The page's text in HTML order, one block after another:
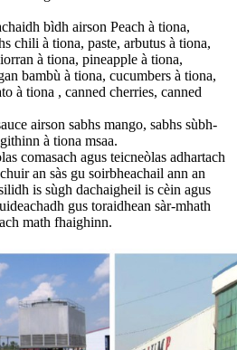
bìdh airson Peach à tiona,
chili à tiona, paste, arbutus à tiona,
à tiona, pineapple à tiona,
bambù à tiona, cucumbers à tiona,
à tiona , canned cherries, canned
airson sabhs mango, sabhs sùbh-
à tiona msaa.
comasach agus teicneòlas adhartach
an sàs gu soirbheachail ann an
is sùgh dachaigheil is cèin agus
gus toraidhean sàr-mhath
math fhaighinn.